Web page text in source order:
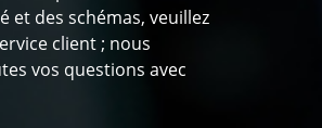
et des schémas, veuillez
client ; nous
vos questions avec